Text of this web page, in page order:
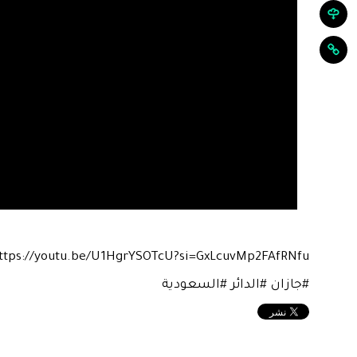
youtu.be/U1HgrYSOTcU?si=GxLcuvMp2FAfRNfu
#جازان #الدائر #السعودية